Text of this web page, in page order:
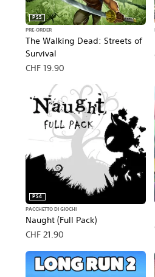
The Walking Dead: Streets of
Survival
PS5
PRE-ORDER
CHF 19.90
Naught (Full Pack)
PS4
PACCHETTO DI GIOCHI
CHF 21.90